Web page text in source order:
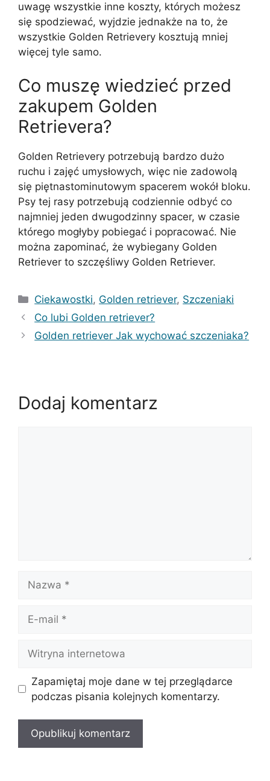
uwagę wszystkie inne koszty, których możesz
się spodziewać, wyjdzie jednakże na to, że
wszystkie Golden Retrievery kosztują mniej
więcej tyle samo.
Co muszę wiedzieć przed
zakupem Golden
Retrievera?
Golden Retrievery potrzebują bardzo dużo
ruchu i zajęć umysłowych, więc nie zadowolą
się piętnastominutowym spacerem wokół bloku.
Psy tej rasy potrzebują codziennie odbyć co
najmniej jeden dwugodzinny spacer, w czasie
którego mogłyby pobiegać i popracować. Nie
można zapominać, że wybiegany Golden
Retriever to szczęśliwy Golden Retriever.
Kategorie
Ciekawostki, Golden retriever, Szczeniaki
Co lubi Golden retriever?
Golden retriever Jak wychować szczeniaka?
Dodaj komentarz
mail
internetowa
Zapamiętaj moje dane w tej przeglądarce
podczas pisania kolejnych komentarzy.